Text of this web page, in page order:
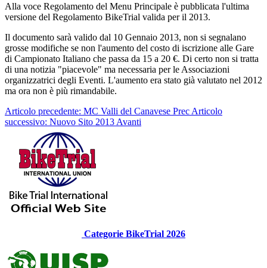
Alla voce Regolamento del Menu Principale è pubblicata l'ultima
versione del Regolamento BikeTrial valida per il 2013.
Il documento sarà valido dal 10 Gennaio 2013, non si segnalano
grosse modifiche se non l'aumento del costo di iscrizione alle Gare
di Campionato Italiano che passa da 15 a 20 €. Di certo non si tratta
di una notizia "piacevole" ma necessaria per le Associazioni
organizzatrici degli Eventi. L'aumento era stato già valutato nel 2012
ma ora non è più rimandabile.
Articolo precedente: MC Valli del Canavese Prec Articolo
successivo: Nuovo Sito 2013 Avanti
Categorie BikeTrial 2026